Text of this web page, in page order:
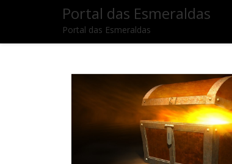
Portal das Esmeraldas
Portal das Esmeraldas